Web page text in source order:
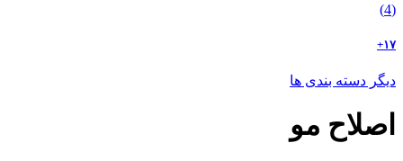
(4)
۱۷+
دیگر دسته بندی ها
اصلاح مو